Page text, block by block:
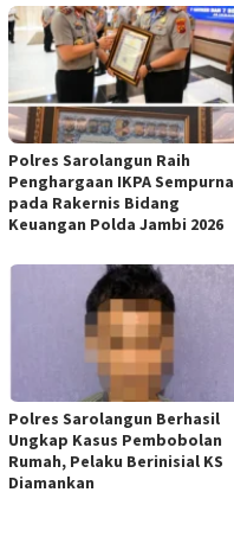
Polres Sarolangun Raih
Penghargaan IKPA Sempurna
pada Rakernis Bidang
Keuangan Polda Jambi 2026
Polres Sarolangun Berhasil
Ungkap Kasus Pembobolan
Rumah, Pelaku Berinisial KS
Diamankan